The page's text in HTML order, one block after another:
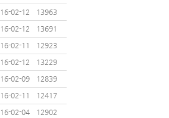
02-12
13963
02-12
13691
02-11
12923
02-12
13229
02-09
12839
02-11
12417
02-04
12902